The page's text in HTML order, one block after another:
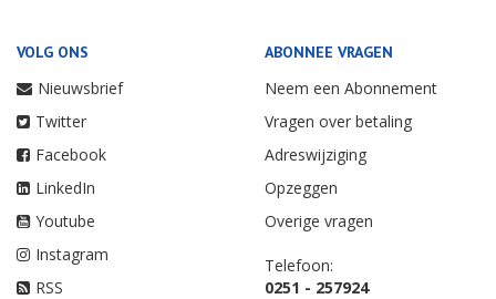
VOLG ONS
Nieuwsbrief
Twitter
Facebook
LinkedIn
Youtube
Instagram
RSS
ABONNEE VRAGEN
Neem een Abonnement
Vragen over betaling
Adreswijziging
Opzeggen
Overige vragen
Telefoon:
0251 - 257924